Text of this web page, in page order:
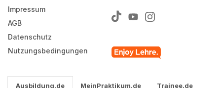
Impressum
AGB
Datenschutz
Nutzungsbedingungen
Ausbildung.de MeinPraktikum.de Trainee.de